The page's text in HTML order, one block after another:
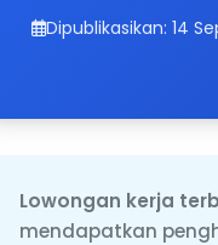
Dipublikasikan: 14
Lowongan kerja
mendapatkan